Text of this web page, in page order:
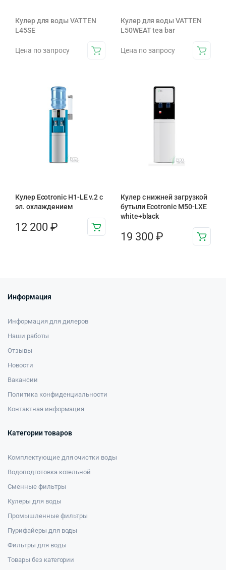
Кулер для воды VATTEN
L45SE
Цена по запросу
Кулер для воды VATTEN
L50WEAT tea bar
Цена по запросу
Кулер Ecotronic H1-LE v.2 с
эл. охлаждением
12 200 ₽
Кулер с нижней загрузкой
бутыли Ecotronic M50-LXE
white+black
19 300 ₽
Информация
Информация для дилеров
Наши работы
Отзывы
Новости
Вакансии
Политика конфиденциальности
Контактная информация
Категории товаров
Комплектующие для очистки воды
Водоподготовка котельной
Сменные фильтры
Кулеры для воды
Промышленные фильтры
Пурифайеры для воды
Фильтры для воды
Товары без категории